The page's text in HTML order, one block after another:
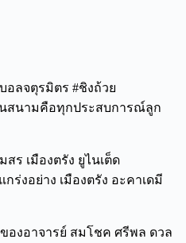
อลจตุรมิตร #ชิงถ้วย
นสนามคือทุกประสบการณ์ลูก
ร เมืองตรัง ยูไนเต็ด
งอย่าง เมืองตรัง อะคาเดมี
องอาจารย์ สมโชค ศรีพล ดวล